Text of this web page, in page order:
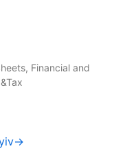
Financial and